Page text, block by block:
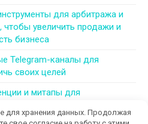
для арбитража и
чтобы увеличить продажи и
бизнеса
Telegram-каналы для
своих целей
и митапы для
для хранения данных. Продолжая